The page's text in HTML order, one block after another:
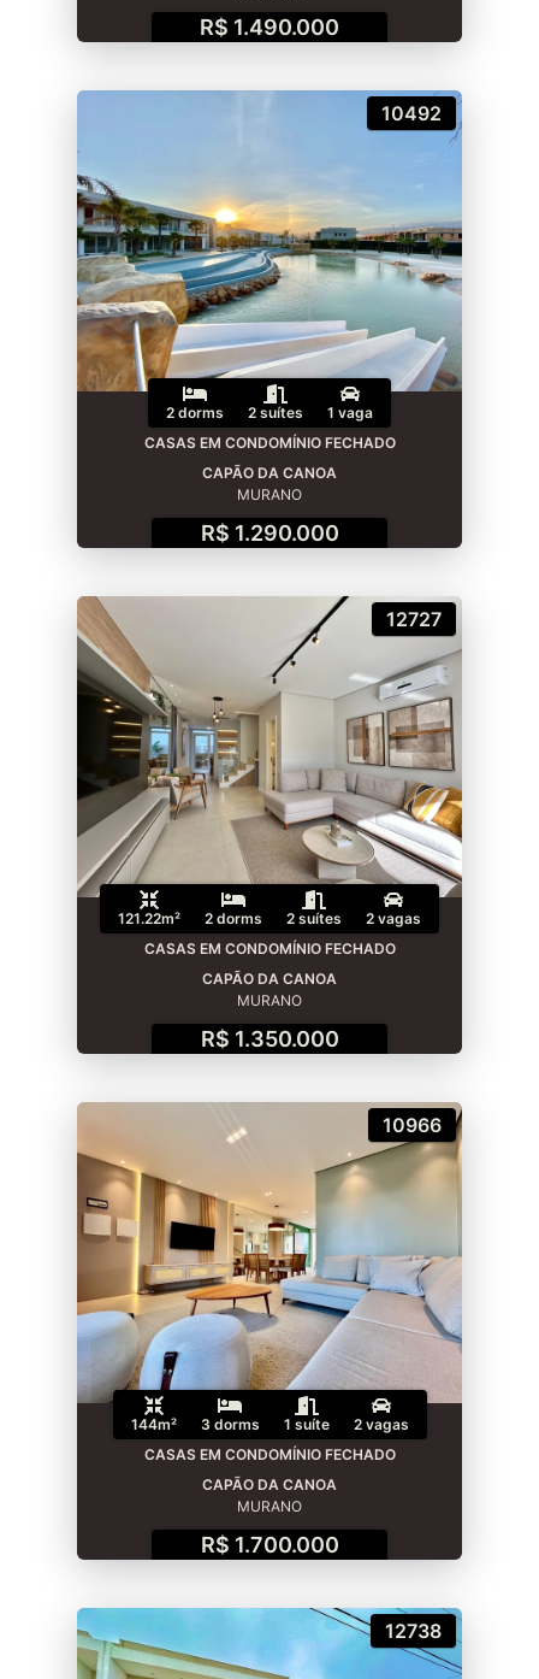
R$ 1.490.000
10492
2 dorms 2 suítes
1 vaga
CASAS EM CONDOMÍNIO FECHADO
CAPÃO DA CANOA
MURANO
R$ 1.290.000
12727
121.22m² 2 dorms 2 suítes
2 vagas
CASAS EM CONDOMÍNIO FECHADO
CAPÃO DA CANOA
MURANO
R$ 1.350.000
10966
144m² 3 dorms 1 suíte
2 vagas
CASAS EM CONDOMÍNIO FECHADO
CAPÃO DA CANOA
MURANO
R$ 1.700.000
12738